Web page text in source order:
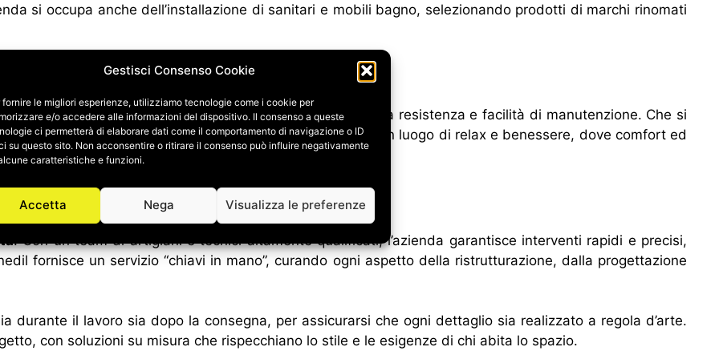
Gestisci Consenso Cookie
fornire le migliori esperienze, utilizziamo tecnologie come i cookie per
e/o accedere alle informazioni del dispositivo. Il consenso a queste
ci permetterà di elaborare dati come il comportamento di navigazione o ID
su questo sito. Non acconsentire o ritirare il consenso può influire negativamente
caratteristiche e funzioni.
Accetta Nega Visualizza le preferenze
si occupa anche dell’installazione di sanitari e mobili bagno, selezionando prodotti di marchi rinomati
sceltae tecnologie avanzate che assicurano la massima resistenza e facilità di manutenzione. Che si
Synedil è in grado di trasformare ogni ambiente in un luogo di relax e benessere, dove comfort ed
. Con un team di artigiani e tecnici altamente qualificati, l’azienda garantisce interventi rapidi e precisi,
fornisce un servizio “chiavi in mano”, curando ogni aspetto della ristrutturazione, dalla progettazione
durante il lavoro sia dopo la consegna, per assicurarsi che ogni dettaglio sia realizzato a regola d’arte.
con soluzioni su misura che rispecchiano lo stile e le esigenze di chi abita lo spazio.